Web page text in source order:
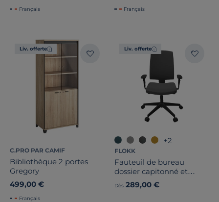
Français Français
Liv. offerte
C.PRO PAR CAMIF
Bibliothèque 2 portes
Gregory
499,00 €
Français
Liv. offerte
+2
FLOKK
Fauteuil de bureau
dossier capitonné et
accoudoirs réglables Raya
23S
Dès 289,00 €